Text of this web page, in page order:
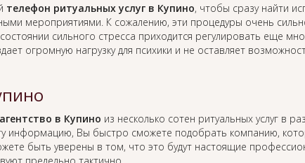
телефон ритуальных услуг в Купино, чтобы сразу найти
мероприятиями. К сожалению, эти процедуры очень
сильного стресса приходится регулировать еще
огромную нагрузку для психики и не оставляет
в Купино из несколько сотен ритуальных услуг в
информацию, Вы быстро сможете подобрать компанию,
быть уверены в том, что это будут настоящие